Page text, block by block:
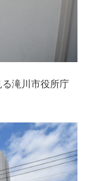
滝川市役所庁